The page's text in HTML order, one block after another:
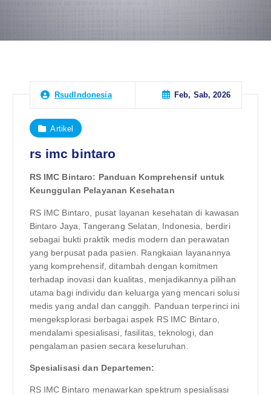
RsudIndonesia Feb, Sab, 2026
Artikel
rs imc bintaro
RS IMC Bintaro: Panduan Komprehensif untuk
Keunggulan Pelayanan Kesehatan
RS IMC Bintaro, pusat layanan kesehatan di kawasan
Bintaro Jaya, Tangerang Selatan, Indonesia, berdiri
sebagai bukti praktik medis modern dan perawatan
yang berpusat pada pasien. Rangkaian layanannya
yang komprehensif, ditambah dengan komitmen
terhadap inovasi dan kualitas, menjadikannya pilihan
utama bagi individu dan keluarga yang mencari solusi
medis yang andal dan canggih. Panduan terperinci ini
mengeksplorasi berbagai aspek RS IMC Bintaro,
mendalami spesialisasi, fasilitas, teknologi, dan
pengalaman pasien secara keseluruhan.
Spesialisasi dan Departemen:
RS IMC Bintaro menawarkan spektrum spesialisasi